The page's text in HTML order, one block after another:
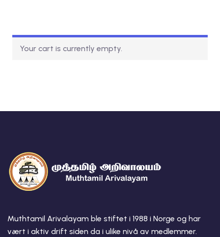
Your cart is currently empty.
Muthtamil Arivalayam ble stiftet i 1988 i Norge og har
vært i aktiv drift siden da i ulike nivå av medlemmer.